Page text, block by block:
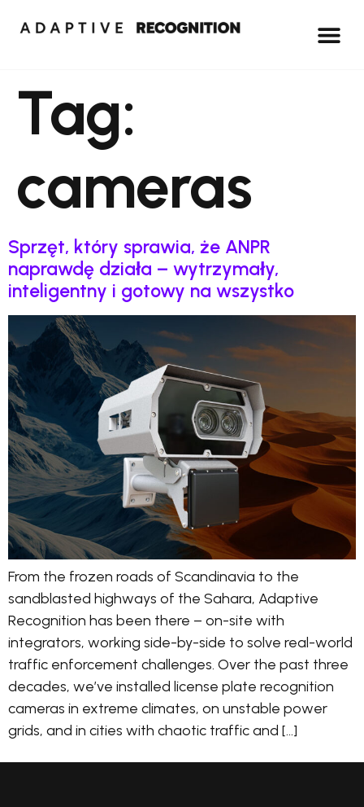
Tag:
cameras
Sprzęt, który sprawia, że ANPR
naprawdę działa – wytrzymały,
inteligentny i gotowy na wszystko
From the frozen roads of Scandinavia to the
sandblasted highways of the Sahara, Adaptive
Recognition has been there – on-site with
integrators, working side-by-side to solve real-world
traffic enforcement challenges. Over the past three
decades, we’ve installed license plate recognition
cameras in extreme climates, on unstable power
grids, and in cities with chaotic traffic and […]